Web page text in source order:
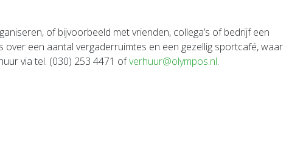
of bijvoorbeeld met vrienden, collega’s of bedrijf een
een aantal vergaderruimtes en een gezellig sportcafé, waar
via tel. (030) 253 4471 ofverhuur@olympos.nl.